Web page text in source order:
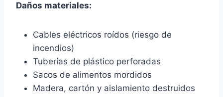
Daños materiales:
Cables eléctricos roídos (riesgo de
incendios)
Tuberías de plástico perforadas
Sacos de alimentos mordidos
Madera, cartón y aislamiento destruidos